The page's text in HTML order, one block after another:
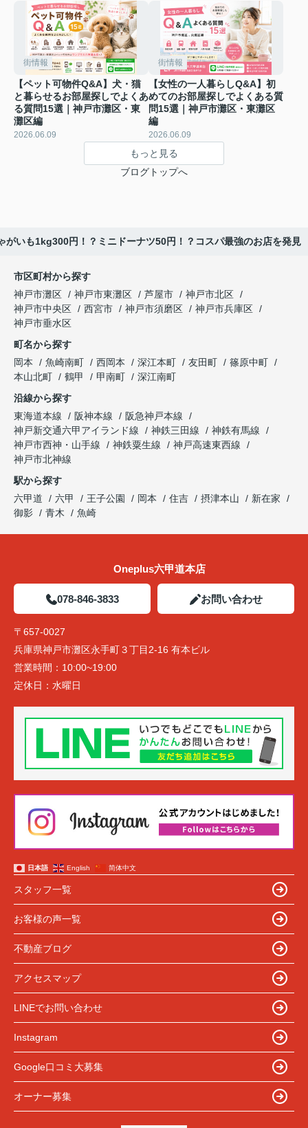
街情報
【ペット可物件Q&A】犬・猫
と暮らせるお部屋探しでよくあ
る質問15選｜神戸市灘区・東
灘区編
2026.06.09
街情報
【女性の一人暮らしQ&A】初
めてのお部屋探しでよくある質
問15選｜神戸市灘区・東灘区
編
2026.06.09
もっと見る
ブログトップへ
いも1kg300円！？ミニドーナツ50円！？コスパ最強のお店を発見
市区町村から探す
神戸市灘区
神戸市東灘区 芦屋市
神戸市北区
神戸市中央区
西宮市 神戸市須磨区
神戸市兵庫区
神戸市垂水区
町名から探す
岡本
魚崎南町 西岡本 深江本町 友田町
篠原中町
本山北町
鶴甲 甲南町
深江南町
沿線から探す
東海道本線
阪神本線
阪急神戸本線
神戸新交通六甲アイランド線
神鉄三田線
神鉄有馬線
神戸市西神・山手線
神鉄粟生線
神戸高速東西線
神戸市北神線
駅から探す
六甲道
六甲 王子公園 岡本 住吉 摂津本山
新在家
御影
青木 魚崎
Oneplus六甲道本店
078-846-3833 お問い合わせ
〒657-0027
兵庫県神戸市灘区永手町３丁目2-16 有本ビル
営業時間： 10:00~19:00
定休日： 水曜日
日本語 English 简体中文
スタッフ一覧
お客様の声一覧
不動産ブログ
アクセスマップ
LINEでお問い合わせ
Instagram
Google口コミ大募集
オーナー募集